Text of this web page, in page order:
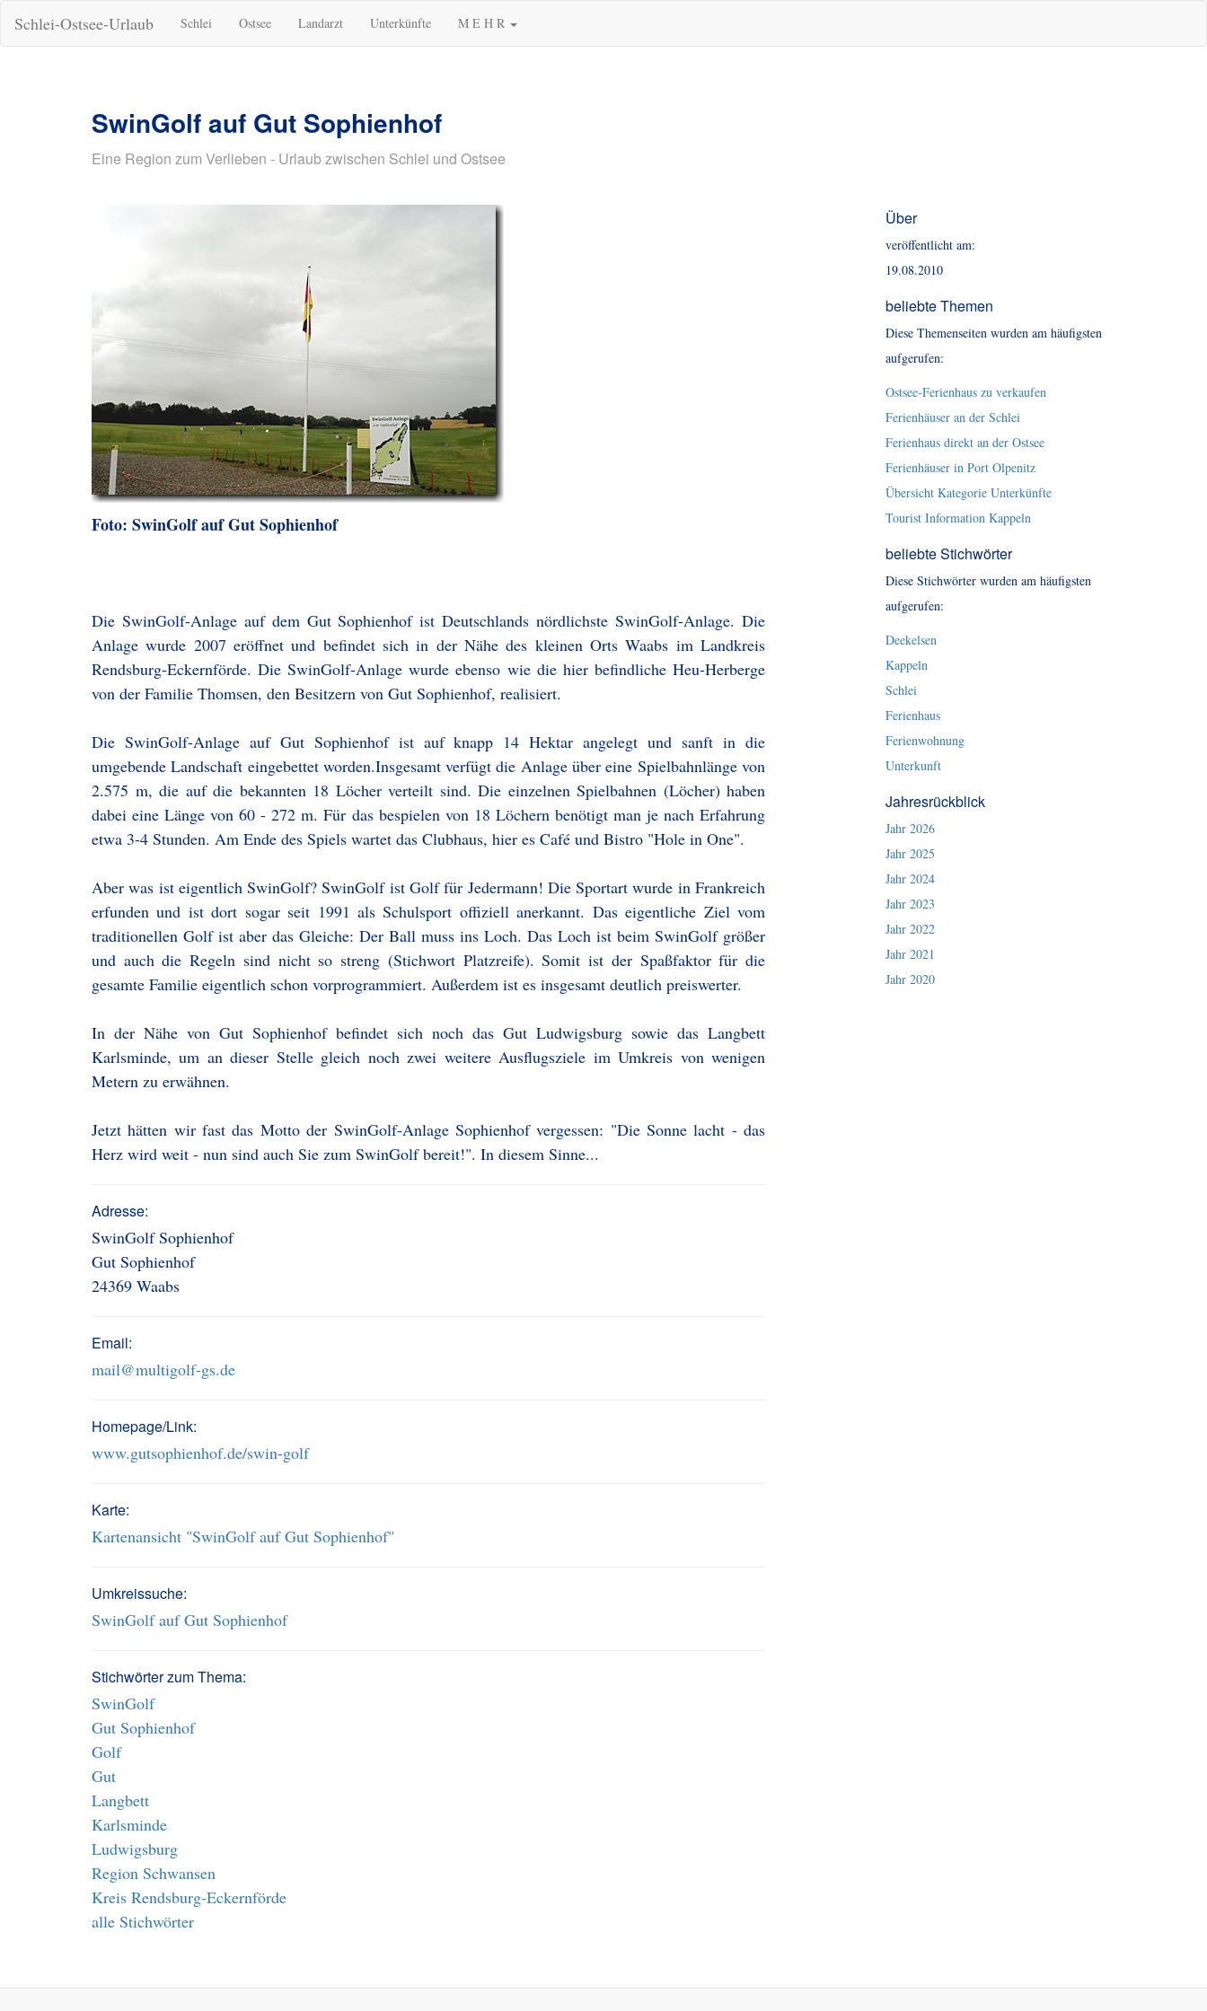
Schlei-Ostsee-Urlaub Schlei Ostsee Landarzt Unterkünfte M E H R
SwinGolf auf Gut Sophienhof
Eine Region zum Verlieben - Urlaub zwischen Schlei und Ostsee
Foto: SwinGolf auf Gut Sophienhof
Die SwinGolf-Anlage auf dem Gut Sophienhof ist Deutschlands nördlichste SwinGolf-Anlage. Die
Anlage wurde 2007 eröffnet und befindet sich in der Nähe des kleinen Orts Waabs im Landkreis
Rendsburg-Eckernförde. Die SwinGolf-Anlage wurde ebenso wie die hier befindliche Heu-Herberge
von der Familie Thomsen, den Besitzern von Gut Sophienhof, realisiert.
Die SwinGolf-Anlage auf Gut Sophienhof ist auf knapp 14 Hektar angelegt und sanft in die
umgebende Landschaft eingebettet worden.Insgesamt verfügt die Anlage über eine Spielbahnlänge von
2.575 m, die auf die bekannten 18 Löcher verteilt sind. Die einzelnen Spielbahnen (Löcher) haben
dabei eine Länge von 60 - 272 m. Für das bespielen von 18 Löchern benötigt man je nach Erfahrung
etwa 3-4 Stunden. Am Ende des Spiels wartet das Clubhaus, hier es Café und Bistro "Hole in One".
Aber was ist eigentlich SwinGolf? SwinGolf ist Golf für Jedermann! Die Sportart wurde in Frankreich
erfunden und ist dort sogar seit 1991 als Schulsport offiziell anerkannt. Das eigentliche Ziel vom
traditionellen Golf ist aber das Gleiche: Der Ball muss ins Loch. Das Loch ist beim SwinGolf größer
und auch die Regeln sind nicht so streng (Stichwort Platzreife). Somit ist der Spaßfaktor für die
gesamte Familie eigentlich schon vorprogrammiert. Außerdem ist es insgesamt deutlich preiswerter.
In der Nähe von Gut Sophienhof befindet sich noch das Gut Ludwigsburg sowie das Langbett
Karlsminde, um an dieser Stelle gleich noch zwei weitere Ausflugsziele im Umkreis von wenigen
Metern zu erwähnen.
Jetzt hätten wir fast das Motto der SwinGolf-Anlage Sophienhof vergessen: "Die Sonne lacht - das
Herz wird weit - nun sind auch Sie zum SwinGolf bereit!". In diesem Sinne...
Adresse:
SwinGolf Sophienhof
Gut Sophienhof
24369 Waabs
Email:
mail@multigolf-gs.de
Homepage/Link:
www.gutsophienhof.de/swin-golf
Karte:
Kartenansicht "SwinGolf auf Gut Sophienhof"
Umkreissuche:
SwinGolf auf Gut Sophienhof
Stichwörter zum Thema:
SwinGolf
Gut Sophienhof
Golf
Gut
Langbett
Karlsminde
Ludwigsburg
Region Schwansen
Kreis Rendsburg-Eckernförde
alle Stichwörter
Über
veröffentlicht am:
19.08.2010
beliebte Themen
Diese Themenseiten wurden am häufigsten
aufgerufen:
Ostsee-Ferienhaus zu verkaufen
Ferienhäuser an der Schlei
Ferienhaus direkt an der Ostsee
Ferienhäuser in Port Olpenitz
Übersicht Kategorie Unterkünfte
Tourist Information Kappeln
beliebte Stichwörter
Diese Stichwörter wurden am häufigsten
aufgerufen:
Deekelsen
Kappeln
Schlei
Ferienhaus
Ferienwohnung
Unterkunft
Jahresrückblick
Jahr 2026
Jahr 2025
Jahr 2024
Jahr 2023
Jahr 2022
Jahr 2021
Jahr 2020